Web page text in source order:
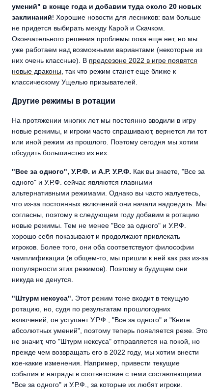
умений" в конце года и добавим туда около 20 новых
заклинаний! Хорошие новости для лесников: вам больше
не придется выбирать между Карой и Скачком.
Окончательного решения проблемы пока еще нет, но мы
уже работаем над возможными вариантами (некоторые из
них очень классные). В предсезоне 2022 в игре появятся
новые драконы , так что режим станет еще ближе к
классическому Ущелью призывателей.
Другие режимы в ротации
На протяжении многих лет мы постоянно вводили в игру
новые режимы, и игроки часто спрашивают, вернется ли тот
или иной режим из прошлого. Поэтому сегодня мы хотим
обсудить большинство из них.
"Все за одного", У.Р.Ф. и А.Р. У.Р.Ф. Как вы знаете, "Все за
одного" и У.Р.Ф. сейчас являются главными
альтернативными режимами. Однако вы часто жалуетесь,
что из-за постоянных включений они начали надоедать. Мы
согласны, поэтому в следующем году добавим в ротацию
новые режимы. Тем не менее "Все за одного" и У.Р.Ф.
хорошо себя показывают и продолжают привлекать
игроков. Более того, они оба соответствуют философии
чамплификации (в общем-то, мы пришли к ней как раз из-за
популярности этих режимов). Поэтому в будущем они
никуда не денутся.
"Штурм нексуса". Этот режим тоже входит в текущую
ротацию, но, судя по результатам прошлогодних
включений, он уступает У.Р.Ф., "Все за одного" и "Книге
абсолютных умений", поэтому теперь появляется реже. Это
не значит, что "Штурм нексуса" отправляется на покой, но
прежде чем возвращать его в 2022 году, мы хотим внести
кое-какие изменения. Например, привести текущие
события и награды в соответствие с теми составляющими
"Все за одного" и У.Р.Ф., за которые их любят игроки.